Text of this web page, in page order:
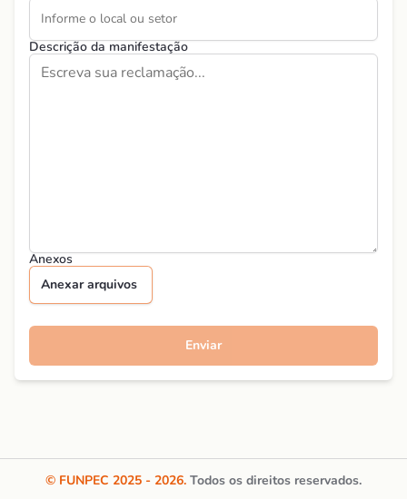
Descrição da manifestação
Anexos
Anexar arquivos
Enviar
© FUNPEC 2025 - 2026. Todos os direitos reservados.